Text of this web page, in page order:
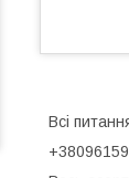
Всі